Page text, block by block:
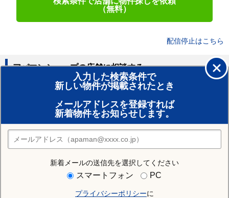
（無料）
配信停止はこちら
入力した検索条件で
新しい物件が掲載されたとき
メールアドレスを登録すれば
新着物件をお知らせします。
新着メールの送信先を選択してください
スマートフォン PC
プライバシーポリシーに
アパマンショップの店舗に相談する
賃貸のプロがお部屋探し！
おまかせ物件リクエスト
住みたい街の店舗を探す
店舗検索
薩摩今和泉駅